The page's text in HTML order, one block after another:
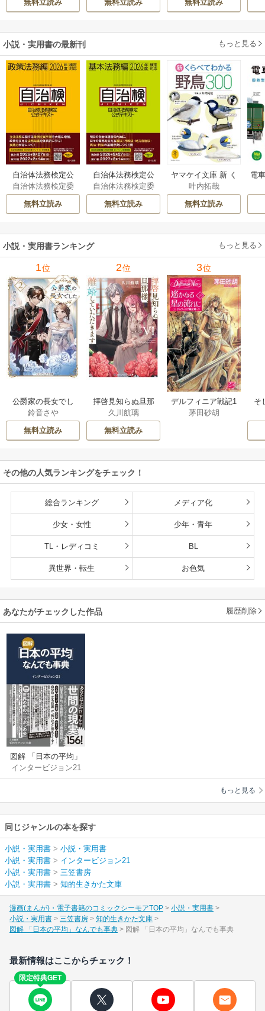
溺愛してくれてい
無料立読み 無料立読み
陛下に溺愛されて
無料立読み
小説・実用書の最新刊 もっと見る
自治体法務検定公
式テキスト 政策
法務編 ２０２６
年度検定対応 1巻
自治体法務検定委
員会
無料立読み
自治体法務検定公
式テキスト 基本
法務編 ２０２６
年度検定対応 1巻
自治体法務検定委
員会
無料立読み
ヤマケイ文庫 新 く
らべてわかる野鳥3
00 1巻
叶内拓哉
無料立読み
電
小説・実用書ランキング もっと見る
1位
公爵家の長女でし
た
鈴音さや
無料立読み
2位
拝啓見知らぬ旦那
様、離婚していた
だきます
久川航璃
無料立読み
3位
デルフィニア戦記1
茅田砂胡
そ
その他の人気ランキングをチェック！
総合ランキング メディア化
少女・女性 少年・青年
TL・レディコミ BL
異世界・転生 お色気
あなたがチェックした作品 履歴削除
図解 「日本の平均」
なんでも事典
インタービジョン21
もっと見る
同じジャンルの本を探す
小説・実用書 > 小説・実用書
小説・実用書 > インタービジョン21
小説・実用書 > 三笠書房
小説・実用書 > 知的生きかた文庫
漫画(まんが)・電子書籍のコミックシーモアTOP
小説・実用書
小説・実用書
三笠書房
知的生きかた文庫
図解 「日本の平均」なんでも事典
図解 「日本の平均」なんでも事典
最新情報はここからチェック！
限定特典GET